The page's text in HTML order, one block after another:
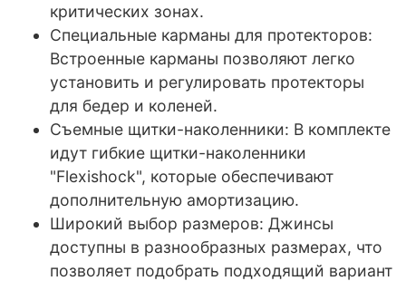
критических зонах.
Специальные карманы для протекторов:
Встроенные карманы позволяют легко
установить и регулировать протекторы
для бедер и коленей.
Съемные щитки-наколенники: В комплекте
идут гибкие щитки-наколенники
"Flexishock", которые обеспечивают
дополнительную амортизацию.
Широкий выбор размеров: Джинсы
доступны в разнообразных размерах, что
позволяет подобрать подходящий вариант